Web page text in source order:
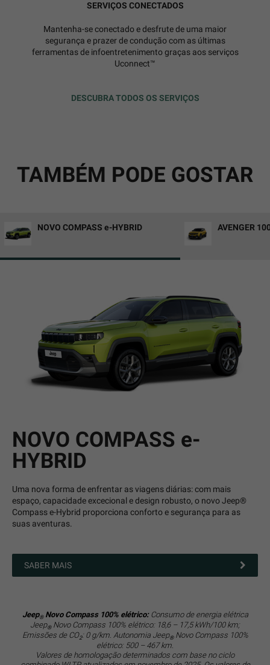
SERVIÇOS CONECTADOS
Mantenha-se conectado e desfrute de uma maior
segurança e prazer de condução com as últimas
ferramentas de infoentretenimento graças aos serviços
Uconnect™
DESCUBRA TODOS OS SERVIÇOS
TAMBÉM PODE GOSTAR
NOVO COMPASS e-HYBRID AVENGER
NOVO COMPASS e-
HYBRID
Uma nova forma de enfrentar as viagens diárias: com mais
espaço, capacidade excecional e design robusto, o novo Jeep®
Compass e-Hybrid proporciona conforto e segurança para as
suas aventuras.
SABER MAIS
Jeep®Novo Compass 100% elétrico:Consumo de energia elétrica
Jeep®Novo Compass 100% elétrico: 18,6 – 17,5 kWh/100 km;
Emissões de CO2: 0 g/km. Autonomia Jeep®Novo Compass 100%
elétrico: 500 – 467 km.
Valores de homologação determinados com base no ciclo